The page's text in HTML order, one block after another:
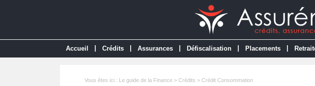
Accueil Crédits Assurances Défiscalisation Placements
Vous êtes ici : Le guide de la Finance > Crédits > Crédit Consommation